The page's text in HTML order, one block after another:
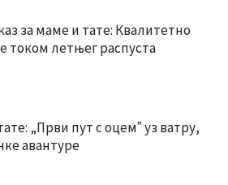
за маме и тате: Квалитетно
током летњег распуста
„Први пут с оцемˮ уз ватру,
авантуре